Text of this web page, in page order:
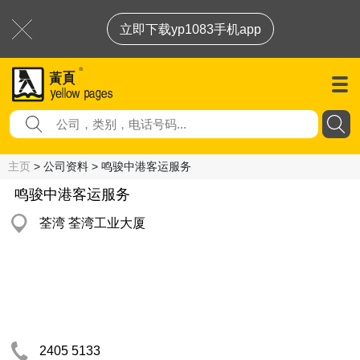
立即下载yp1083手机app
主页 > 公司资料 > 鸣骏中港客运服务
鸣骏中港客运服务
荃湾 荃湾工业大厦
2405 5133